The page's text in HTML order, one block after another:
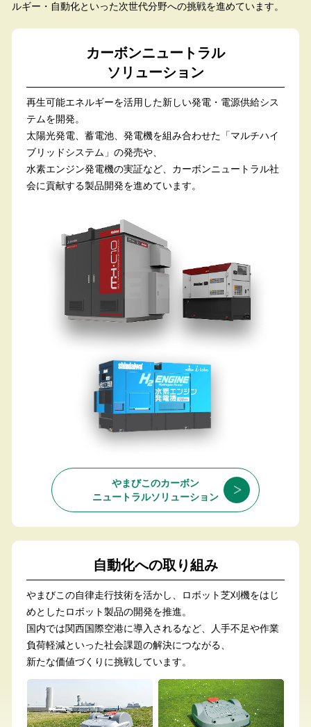
ルギー・自動化といった次世代分野への挑戦を進めています。
カーボンニュートラル
ソリューション
再生可能エネルギーを活用した新しい発電・電源供給シス
テムを開発。
太陽光発電、蓄電池、発電機を組み合わせた「マルチハイ
ブリッドシステム」の発売や、
水素エンジン発電機の実証など、カーボンニュートラル社
会に貢献する製品開発を進めています。
やまびこのカーボン
ニュートラルソリューション
自動化への取り組み
やまびこの自律走行技術を活かし、ロボット芝刈機をはじ
めとしたロボット製品の開発を推進。
国内では関西国際空港に導入されるなど、人手不足や作業
負荷軽減といった社会課題の解決につながる、
新たな価値づくりに挑戦しています。